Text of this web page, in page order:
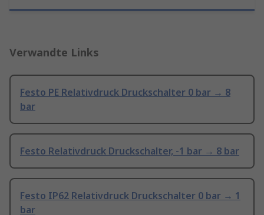
Verwandte Links
Festo PE Relativdruck Druckschalter 0 bar → 8
bar
Festo Relativdruck Druckschalter, -1 bar → 8 bar
Festo IP62 Relativdruck Druckschalter 0 bar → 1
bar